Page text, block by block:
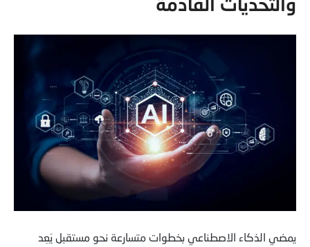
يمضي الذكاء الاصطناعي بخطوات متسارعة نحو مستقبل يَعِد